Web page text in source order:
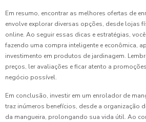
Em resumo, encontrar as melhores ofertas de
envolve explorar diversas opções, desde lojas
online. Ao seguir essas dicas e estratégias,
fazendo uma compra inteligente e econômica,
investimento em produtos de jardinagem.
preços, ler avaliações e ficar atento a
negócio possível.
Em conclusão, investir em um enrolador de
traz inúmeros benefícios, desde a organização
da mangueira, prolongando sua vida útil. Ao